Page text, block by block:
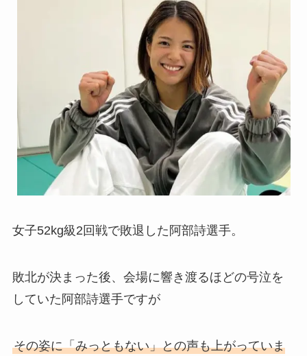
女子52kg級2回戦で敗退した阿部詩選手。
敗北が決まった後、会場に響き渡るほどの号泣を
していた阿部詩選手ですが
その姿に「みっともない」との声も上がっていま